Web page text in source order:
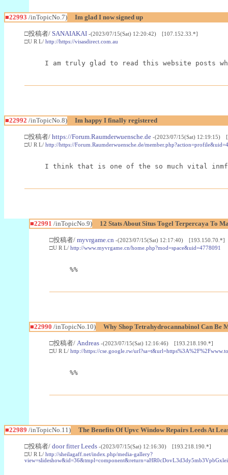
■22993 /inTopicNo.7) Im glad I now signed up
□投稿者/ SANAIAKAI -(2023/07/15(Sat) 12:20:42) [107.152.33.*]
□U R L/ http://https://visasdirect.com.au
I am truly glad to read this website posts
■22992 /inTopicNo.8) Im happy I finally registered
□投稿者/ https://Forum.Raumderwuensche.de -(2023/07/15(Sat) 12:19:15)
□U R L/ http://https://Forum.Raumderwuensche.de/
I think that is one of the so much vital
■22991 /inTopicNo.9) 12 Stats About Situs Togel Terpercaya To
□投稿者/ myvrgame.cn -(2023/07/15(Sat) 12:17:40) [193.150.70.*]
□U R L/ http://www.myvrgame.cn/home.php?mod=space&uid=4778091
%%
■22990 /inTopicNo.10) Why Shop Tetrahydrocannabinol Can Be
□投稿者/ Andreas -(2023/07/15(Sat) 12:16:46) [193.218.190.*]
□U R L/ http://https://cse.google.rw/
%%
■22989 /inTopicNo.11) The Benefits Of Upvc Window Repairs Leeds At
□投稿者/ door fitter Leeds -(2023/07/15(Sat) 12:16:30) [193.218.190.*]
□U R L/ http://sheilagaff.net/index.php/media-gallery?